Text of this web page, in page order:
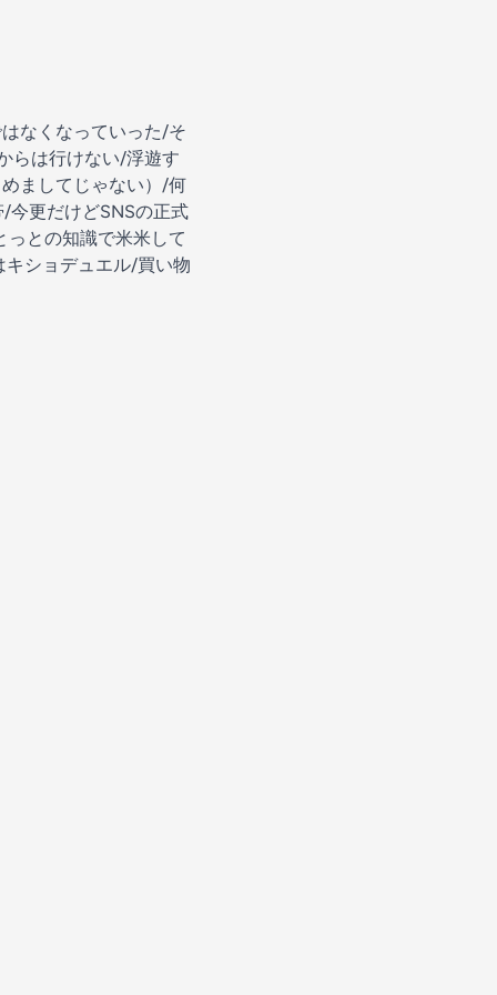
なくなっていった/そ
らは行けない/浮遊す
ましてじゃない）/何
今更だけどSNSの正式
との知識で米米して
ショデュエル/買い物